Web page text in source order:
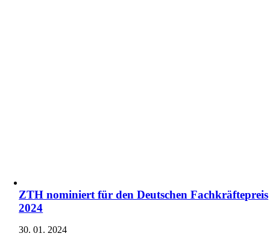
ZTH nominiert für den Deutschen Fachkräftepreis
2024
30. 01. 2024